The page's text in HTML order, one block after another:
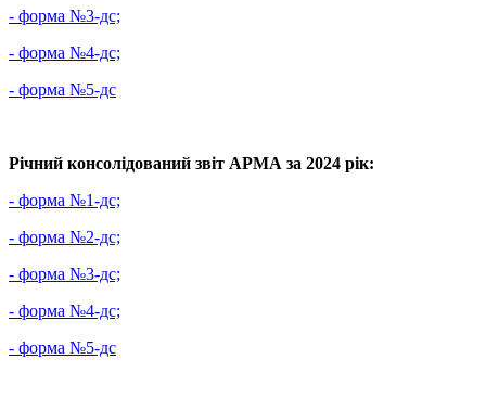
- форма №3-дс;
- форма №4-дс;
- форма №5-дс
Річний консолідований звіт АРМА за 2024 рік:
- форма №1-дс;
- форма №2-дс;
- форма №3-дс;
- форма №4-дс;
- форма №5-дс